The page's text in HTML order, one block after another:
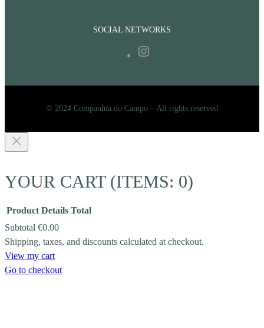
SOCIAL NETWORKS
© 2024 Companhia do Campo – All rights reserved
YOUR CART (ITEMS: 0)
PRODUCTS
IN
Product Details Total
Subtotal €0.00
Shipping, taxes, and discounts calculated at checkout.
View my cart
Go to checkout